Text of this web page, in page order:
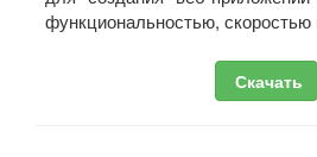
функциональностью, скоростью
Скачать